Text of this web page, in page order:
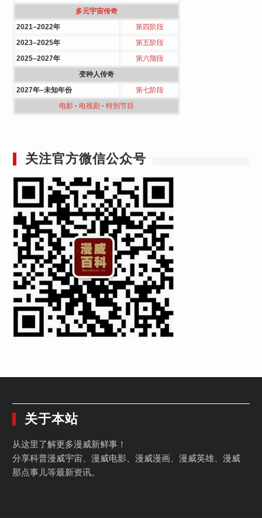
多元宇宙传奇
2021–2022年
第四阶段
2023–2025年
第五阶段
2025–2027年
第六階段
变种人传奇
2027年–未知年份
第七阶段
电影· 电视剧 · 特別节目
关注官方微信公众号
关于本站
从这里了解更多漫威新鲜事！
分享科普漫威宇宙、漫威电影、漫威漫画、漫威英雄、漫威
那点事儿等最新资讯。